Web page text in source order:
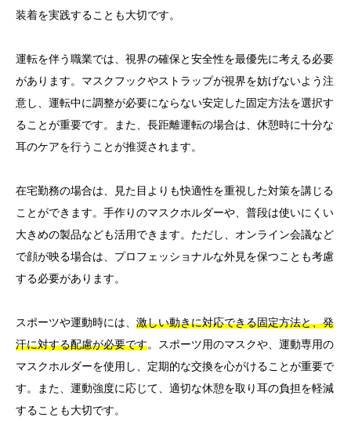
装着を実践することも大切です。
運転を伴う職業では、視界の確保と安全性を最優先に考える必要
があります。マスクフックやストラップが視界を妨げないよう注
意し、運転中に調整が必要にならない安定した固定方法を選択す
ることが重要です。また、長距離運転の場合は、休憩時に十分な
耳のケアを行うことが推奨されます。
在宅勤務の場合は、見た目よりも快適性を重視した対策を講じる
ことができます。手作りのマスクホルダーや、普段は使いにくい
大きめの製品なども活用できます。ただし、オンライン会議など
で顔が映る場合は、プロフェッショナルな外見を保つことも考慮
する必要があります。
スポーツや運動時には、 激しい動きに対応できる固定方法と、発
汗に対する配慮が必要です。スポーツ用のマスクや、運動専用の
マスクホルダーを使用し、定期的な交換を心がけることが重要で
す。また、運動強度に応じて、適切な休憩を取り耳の負担を軽減
することも大切です。